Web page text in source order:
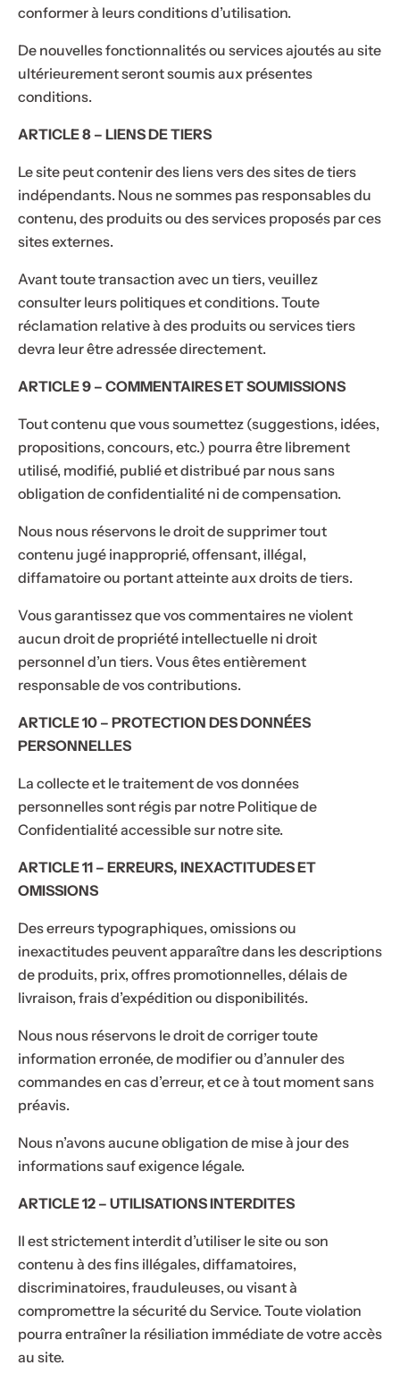
conformer à leurs conditions d’utilisation.
De nouvelles fonctionnalités ou services ajoutés au site
ultérieurement seront soumis aux présentes
conditions.
ARTICLE 8 – LIENS DE TIERS
Le site peut contenir des liens vers des sites de tiers
indépendants. Nous ne sommes pas responsables du
contenu, des produits ou des services proposés par ces
sites externes.
Avant toute transaction avec un tiers, veuillez
consulter leurs politiques et conditions. Toute
réclamation relative à des produits ou services tiers
devra leur être adressée directement.
ARTICLE 9 – COMMENTAIRES ET SOUMISSIONS
Tout contenu que vous soumettez (suggestions, idées,
propositions, concours, etc.) pourra être librement
utilisé, modifié, publié et distribué par nous sans
obligation de confidentialité ni de compensation.
Nous nous réservons le droit de supprimer tout
contenu jugé inapproprié, offensant, illégal,
diffamatoire ou portant atteinte aux droits de tiers.
Vous garantissez que vos commentaires ne violent
aucun droit de propriété intellectuelle ni droit
personnel d’un tiers. Vous êtes entièrement
responsable de vos contributions.
ARTICLE 10 – PROTECTION DES DONNÉES
PERSONNELLES
La collecte et le traitement de vos données
personnelles sont régis par notre Politique de
Confidentialité accessible sur notre site.
ARTICLE 11 – ERREURS, INEXACTITUDES ET
OMISSIONS
Des erreurs typographiques, omissions ou
inexactitudes peuvent apparaître dans les descriptions
de produits, prix, offres promotionnelles, délais de
livraison, frais d’expédition ou disponibilités.
Nous nous réservons le droit de corriger toute
information erronée, de modifier ou d’annuler des
commandes en cas d’erreur, et ce à tout moment sans
préavis.
Nous n’avons aucune obligation de mise à jour des
informations sauf exigence légale.
ARTICLE 12 – UTILISATIONS INTERDITES
Il est strictement interdit d’utiliser le site ou son
contenu à des fins illégales, diffamatoires,
discriminatoires, frauduleuses, ou visant à
compromettre la sécurité du Service. Toute violation
pourra entraîner la résiliation immédiate de votre accès
au site.
Ne
partez
pas
sans
votre
cadeau
! 🎁
MERCI10
-Copier le
code
Économisez
10%sur
votre
supérieure à
50€,
profitez-en !
Épuisé
4.9